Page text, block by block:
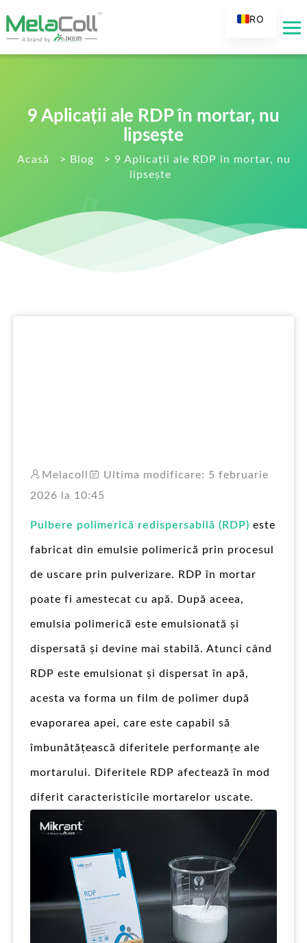
9 Aplicații ale RDP în mortar, nu
lipsește
Acasă > Blog > 9 Aplicații ale RDP în mortar, nu
lipsește
Melacoll
Ultima modificare: 5 februarie
2026 la 10:45
Pulbere polimerică redispersabilă (RDP) este
fabricat din emulsie polimerică prin procesul
de uscare prin pulverizare. RDP în mortar
poate fi amestecat cu apă. După aceea,
emulsia polimerică este emulsionată și
dispersată și devine mai stabilă. Atunci când
RDP este emulsionat și dispersat în apă,
acesta va forma un film de polimer după
evaporarea apei, care este capabil să
îmbunătățească diferitele performanțe ale
mortarului. Diferitele RDP afectează în mod
diferit caracteristicile mortarelor uscate.
RO
ES
RU
FI